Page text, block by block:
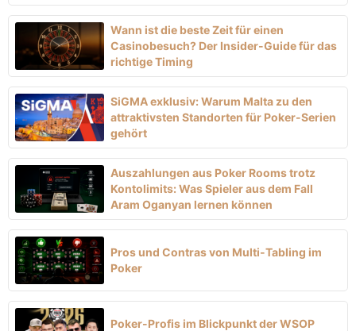
Wann ist die beste Zeit für einen
Casinobesuch? Der Insider-Guide für das
richtige Timing
SiGMA exklusiv: Warum Malta zu den
attraktivsten Standorten für Poker-Serien
gehört
Auszahlungen aus Poker Rooms trotz
Kontolimits: Was Spieler aus dem Fall
Aram Oganyan lernen können
Pros und Contras von Multi-Tabling im
Poker
Poker-Profis im Blickpunkt der WSOP